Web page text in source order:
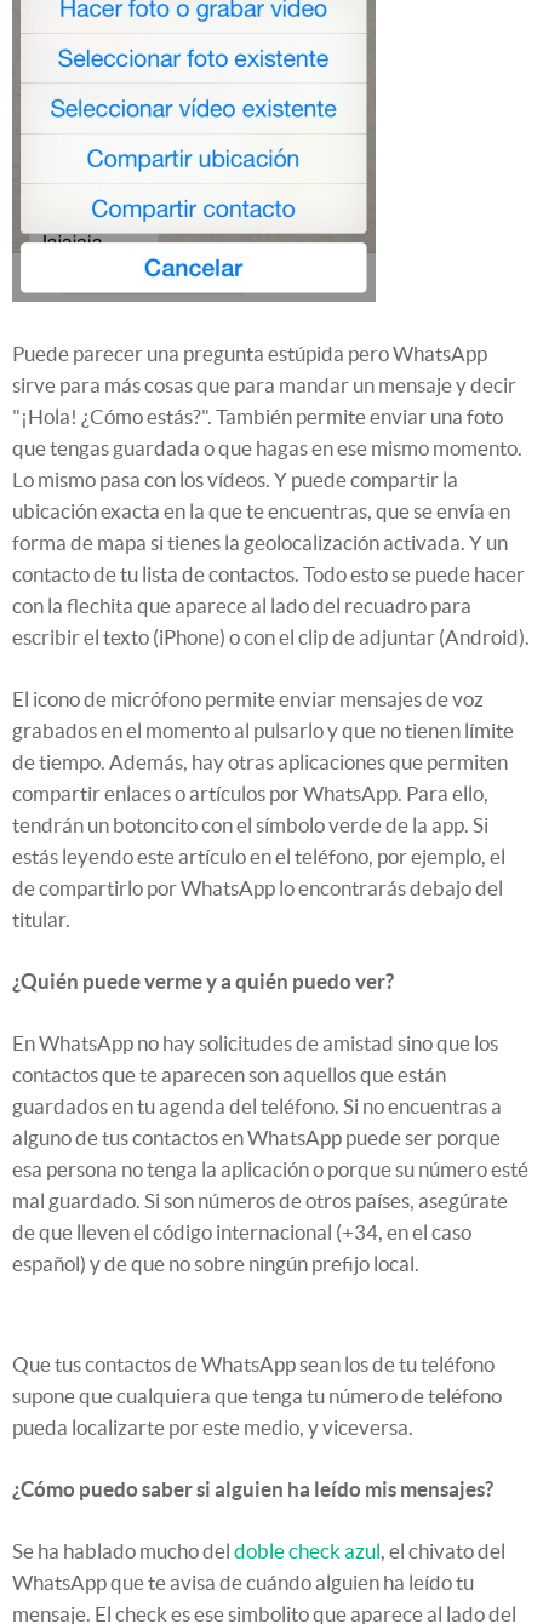
Puede parecer una pregunta estúpida pero WhatsApp
sirve para más cosas que para mandar un mensaje y decir
"¡Hola! ¿Cómo estás?". También permite enviar una foto
que tengas guardada o que hagas en ese mismo momento.
Lo mismo pasa con los vídeos. Y puede compartir la
ubicación exacta en la que te encuentras, que se envía en
forma de mapa si tienes la geolocalización activada. Y un
contacto de tu lista de contactos. Todo esto se puede hacer
con la flechita que aparece al lado del recuadro para
escribir el texto (iPhone) o con el clip de adjuntar (Android).
El icono de micrófono permite enviar mensajes de voz
grabados en el momento al pulsarlo y que no tienen límite
de tiempo. Además, hay otras aplicaciones que permiten
compartir enlaces o artículos por WhatsApp. Para ello,
tendrán un botoncito con el símbolo verde de la app. Si
estás leyendo este artículo en el teléfono, por ejemplo, el
de compartirlo por WhatsApp lo encontrarás debajo del
titular.
¿Quién puede verme y a quién puedo ver?
En WhatsApp no hay solicitudes de amistad sino que los
contactos que te aparecen son aquellos que están
guardados en tu agenda del teléfono. Si no encuentras a
alguno de tus contactos en WhatsApp puede ser porque
esa persona no tenga la aplicación o porque su número esté
mal guardado. Si son números de otros países, asegúrate
de que lleven el código internacional (+34, en el caso
español) y de que no sobre ningún prefijo local.
Que tus contactos de WhatsApp sean los de tu teléfono
supone que cualquiera que tenga tu número de teléfono
pueda localizarte por este medio, y viceversa.
¿Cómo puedo saber si alguien ha leído mis mensajes?
Se ha hablado mucho del doble check azul, el chivato del
WhatsApp que te avisa de cuándo alguien ha leído tu
mensaje. El check es ese simbolito que aparece al lado del